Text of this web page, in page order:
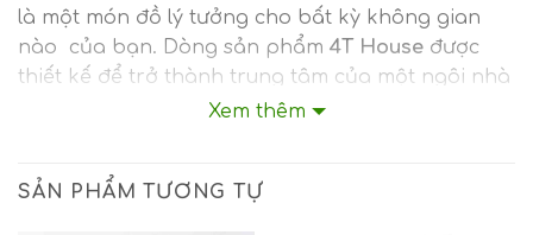
là một món đồ lý tưởng cho bất kỳ không gian
nào của bạn. Dòng sản phẩm 4T House được
thiết kế để trở thành trung tâm của một ngôi nhà
đương đại: được chăm chút kỹ lưỡng, sản xuất tốt
với thời tiết, dễ lau chùi và bảo dưỡng.
Xem thêm
SẢN PHẨM TƯƠNG TỰ